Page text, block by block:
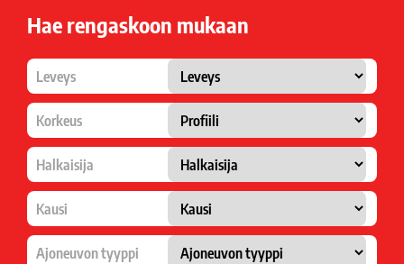
Hae rengaskoon mukaan
Leveys
Korkeus
Halkaisija
Kausi
Ajoneuvon tyyppi